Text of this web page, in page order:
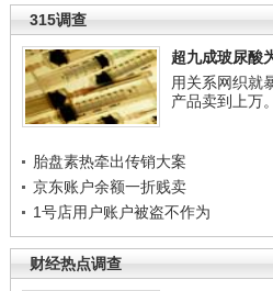
315调查
超九成玻尿酸
用关系网织就
产品卖到上万。
胎盘素热牵出传销大案
京东账户余额一折贱卖
1号店用户账户被盗不作为
财经热点调查